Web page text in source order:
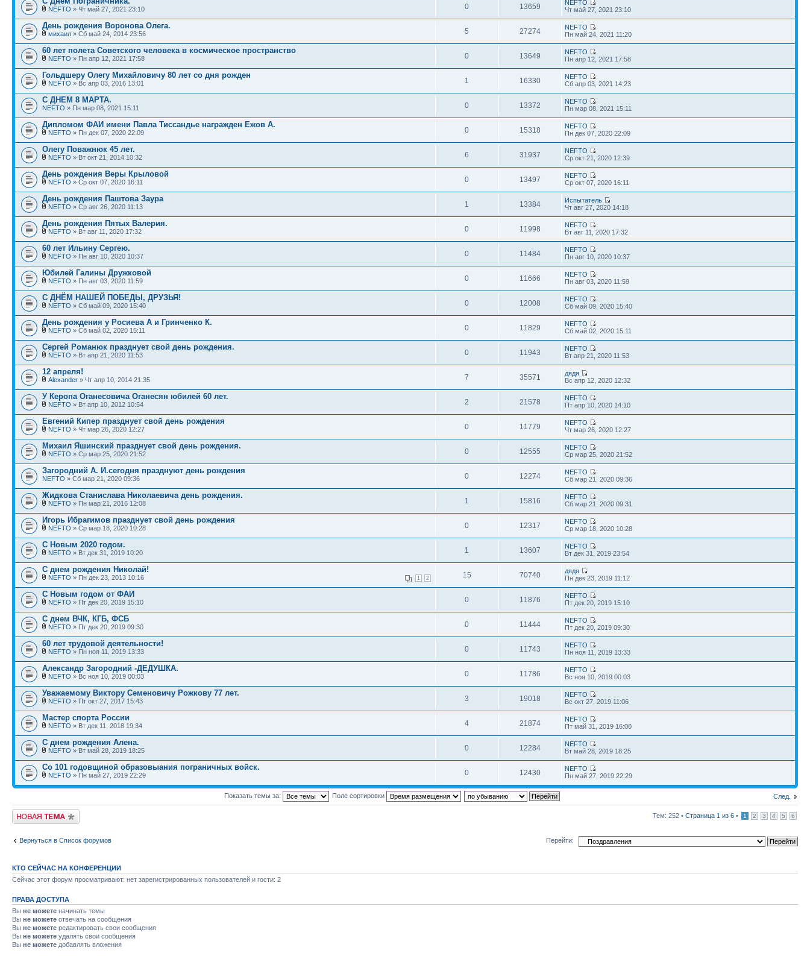
NEFTO » Чт май 27, 2021 23:10 0 13659
NEFTO
Чт май 27, 2021 23:10
День рождения Воронова Олега.
михаил » Сб май 24, 2014 23:56 5 27274
NEFTO
Пн май 24, 2021 11:20
60 лет полета Советского человека в космическое пространство
NEFTO » Пн апр 12, 2021 17:58 0 13649
NEFTO
Пн апр 12, 2021 17:58
Гольдшеру Олегу Михайловичу 80 лет со дня рожден
NEFTO » Вс апр 03, 2016 13:01 1 16330
NEFTO
Сб апр 03, 2021 14:23
С ДНЕМ 8 МАРТА.
NEFTO » Пн мар 08, 2021 15:11 0 13372
NEFTO
Пн мар 08, 2021 15:11
Дипломом ФАИ имени Павла Тиссандье награжден Ежов А.
NEFTO » Пн дек 07, 2020 22:09 0 15318
NEFTO
Пн дек 07, 2020 22:09
Олегу Поважнюк 45 лет.
NEFTO » Вт окт 21, 2014 10:32 6 31937
NEFTO
Ср окт 21, 2020 12:39
День рождения Веры Крыловой
NEFTO » Ср окт 07, 2020 16:11 0 13497
NEFTO
Ср окт 07, 2020 16:11
День рождения Паштова Заура
NEFTO » Ср авг 26, 2020 11:13 1 13384
Испытатель
Чт авг 27, 2020 14:18
День рождения Пятых Валерия.
NEFTO » Вт авг 11, 2020 17:32 0 11998
NEFTO
Вт авг 11, 2020 17:32
60 лет Ильину Сергею.
NEFTO » Пн авг 10, 2020 10:37 0 11484
NEFTO
Пн авг 10, 2020 10:37
Юбилей Галины Дружковой
NEFTO » Пн авг 03, 2020 11:59 0 11666
NEFTO
Пн авг 03, 2020 11:59
С ДНЁМ НАШЕЙ ПОБЕДЫ, ДРУЗЬЯ!
NEFTO » Сб май 09, 2020 15:40 0 12008
NEFTO
Сб май 09, 2020 15:40
День рождения у Росиева А и Гринченко К.
NEFTO » Сб май 02, 2020 15:11 0 11829
NEFTO
Сб май 02, 2020 15:11
Сергей Романюк празднует свой день рождения.
NEFTO » Вт апр 21, 2020 11:53 0 11943
NEFTO
Вт апр 21, 2020 11:53
12 апреля!
Alexander » Чт апр 10, 2014 21:35 7 35571
дядя
Вс апр 12, 2020 12:32
У Керопа Оганесовича Оганесян юбилей 60 лет.
NEFTO » Вт апр 10, 2012 10:54 2 21578
NEFTO
Пт апр 10, 2020 14:10
Евгений Кипер празднует свой день рождения
NEFTO » Чт мар 26, 2020 12:27 0 11779
NEFTO
Чт мар 26, 2020 12:27
Михаил Яшинский празднует свой день рождения.
NEFTO » Ср мар 25, 2020 21:52 0 12555
NEFTO
Ср мар 25, 2020 21:52
Загородний А. И.сегодня празднуют день рождения
NEFTO » Сб мар 21, 2020 09:36 0 12274
NEFTO
Сб мар 21, 2020 09:36
Жидкова Станислава Николаевича день рождения.
NEFTO » Пн мар 21, 2016 12:08 1 15816
NEFTO
Сб мар 21, 2020 09:31
Игорь Ибрагимов празднует свой день рождения
NEFTO » Ср мар 18, 2020 10:28 0 12317
NEFTO
Ср мар 18, 2020 10:28
С Новым 2020 годом.
NEFTO » Вт дек 31, 2019 10:20 1 13607
NEFTO
Вт дек 31, 2019 23:54
С днем рождения Николай!
1 2
NEFTO » Пн дек 23, 2013 10:16 15 70740
дядя
Пн дек 23, 2019 11:12
С Новым годом от ФАИ
NEFTO » Пт дек 20, 2019 15:10 0 11876
NEFTO
Пт дек 20, 2019 15:10
С днем ВЧК, КГБ, ФСБ
NEFTO » Пт дек 20, 2019 09:30 0 11444
NEFTO
Пт дек 20, 2019 09:30
60 лет трудовой деятельности!
NEFTO » Пн ноя 11, 2019 13:33 0 11743
NEFTO
Пн ноя 11, 2019 13:33
Александр Загородний -ДЕДУШКА.
NEFTO » Вс ноя 10, 2019 00:03 0 11786
NEFTO
Вс ноя 10, 2019 00:03
Уважаемому Виктору Семеновичу Рожкову 77 лет.
NEFTO » Пт окт 27, 2017 15:43 3 19018
NEFTO
Вс окт 27, 2019 11:06
Мастер спорта России
NEFTO » Вт дек 11, 2018 19:34 4 21874
NEFTO
Пт май 31, 2019 16:00
С днем рождения Алена.
NEFTO » Вт май 28, 2019 18:25 0 12284
NEFTO
Вт май 28, 2019 18:25
Со 101 годовщиной образовыания пограничных войск.
NEFTO » Пн май 27, 2019 22:29 0 12430
NEFTO
Пн май 27, 2019 22:29
След.
Показать темы за: Поле сортировки
Новая тема Тем: 252 • Страница 1 из 6 • 1 2 3 4 5 6
Вернуться в Список форумов Перейти:
КТО СЕЙЧАС НА КОНФЕРЕНЦИИ
Сейчас этот форум просматривают: нет зарегистрированных пользователей и гости: 2
ПРАВА ДОСТУПА
Вы не можете начинать темы
Вы не можете отвечать на сообщения
Вы не можете редактировать свои сообщения
Вы не можете удалять свои сообщения
Вы не можете добавлять вложения